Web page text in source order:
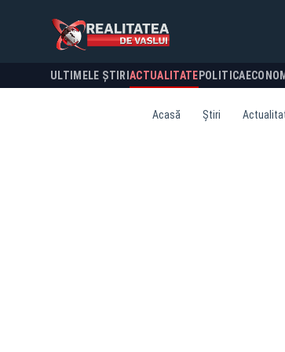
ULTIMELE ȘTIRI ACTUALITATE POLITICA
Acasă Știri